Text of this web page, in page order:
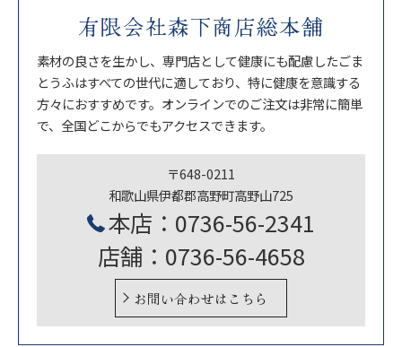
有限会社森下商店総本舗
素材の良さを生かし、専門店として健康にも配慮したごま
とうふはすべての世代に適しており、特に健康を意識する
方々におすすめです。オンラインでのご注文は非常に簡単
で、全国どこからでもアクセスできます。
〒648-0211
和歌山県伊都郡高野町高野山725
本店：0736-56-2341
店舗：0736-56-4658
お問い合わせはこちら